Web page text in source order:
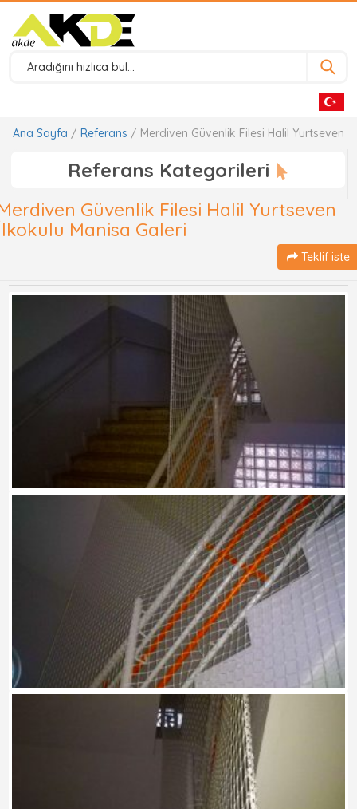
Ana Sayfa /Referans / Merdiven Güvenlik Filesi Halil Yurtseven
Referans Kategorileri
Güvenlik Filesi Halil Yurtseven
Manisa Galeri
Teklif iste